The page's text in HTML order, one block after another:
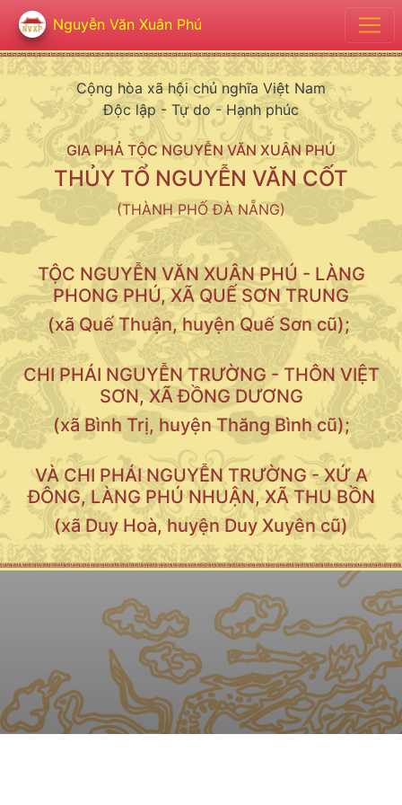
Nguyễn Văn Xuân Phú
Cộng hòa xã hội chủ nghĩa Việt Nam
Độc lập - Tự do - Hạnh phúc
GIA PHẢ TỘC NGUYỄN VĂN XUÂN PHÚ
THỦY TỔ NGUYỄN VĂN CỐT
(THÀNH PHỐ ĐÀ NẴNG)
TỘC NGUYỄN VĂN XUÂN PHÚ - LÀNG
PHONG PHÚ, XÃ QUẾ SƠN TRUNG
(xã Quế Thuận, huyện Quế Sơn cũ);
CHI PHÁI NGUYỄN TRƯỜNG - THÔN VIỆT
SƠN, XÃ ĐỒNG DƯƠNG
(xã Bình Trị, huyện Thăng Bình cũ);
VÀ CHI PHÁI NGUYỄN TRƯỜNG - XỨ A
ĐÔNG, LÀNG PHÚ NHUẬN, XÃ THU BỒN
(xã Duy Hoà, huyện Duy Xuyên cũ)